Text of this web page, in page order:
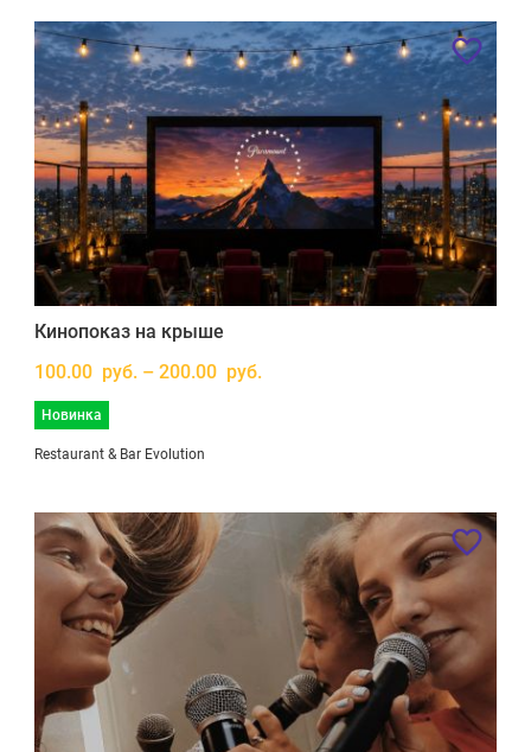
Кинопоказ на крыше
100.00 руб. – 200.00 руб.
Новинка
Restaurant & Bar Evolution